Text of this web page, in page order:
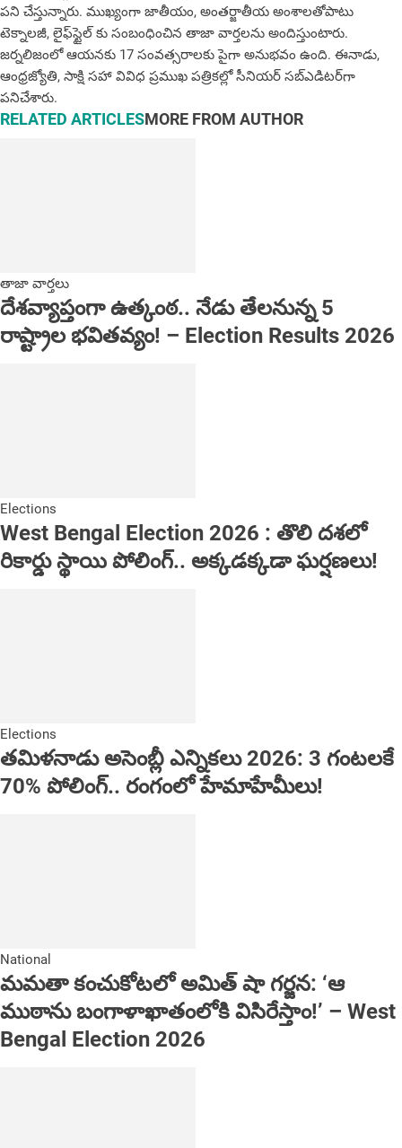
పని చేస్తున్నారు. ముఖ్యంగా జాతీయం, అంత‌ర్జాతీయ అంశాల‌తోపాటు
టెక్నాల‌జీ, లైఫ్‌స్టైల్‌ కు సంబంధించిన తాజా వార్తల‌ను అందిస్తుంటారు.
జర్నలిజంలో ఆయ‌న‌కు 17 సంవత్సరాలకు పైగా అనుభవం ఉంది. ఈనాడు,
ఆంధ్ర‌జ్యోతి, సాక్షి స‌హా వివిధ ప్ర‌ముఖ‌ ప‌త్రిక‌ల్లో సీనియ‌ర్‌ స‌బ్ఎడిట‌ర్‌గా
ప‌నిచేశారు.
RELATED ARTICLESMORE FROM AUTHOR
తాజా వార్తలు
దేశవ్యాప్తంగా ఉత్కంఠ.. నేడు తేలనున్న 5
రాష్ట్రాల భవితవ్యం! – Election Results 2026
Elections
West Bengal Election 2026 : తొలి దశలో
రికార్డు స్థాయి పోలింగ్.. అక్కడక్కడా ఘర్షణలు!
Elections
తమిళనాడు అసెంబ్లీ ఎన్నికలు 2026: 3 గంటలకే
70% పోలింగ్.. రంగంలో హేమాహేమీలు!
National
మమతా కంచుకోటలో అమిత్ షా గర్జన: ‘ఆ
ముఠాను బంగాళాఖాతంలోకి విసిరేస్తాం!’ – West
Bengal Election 2026